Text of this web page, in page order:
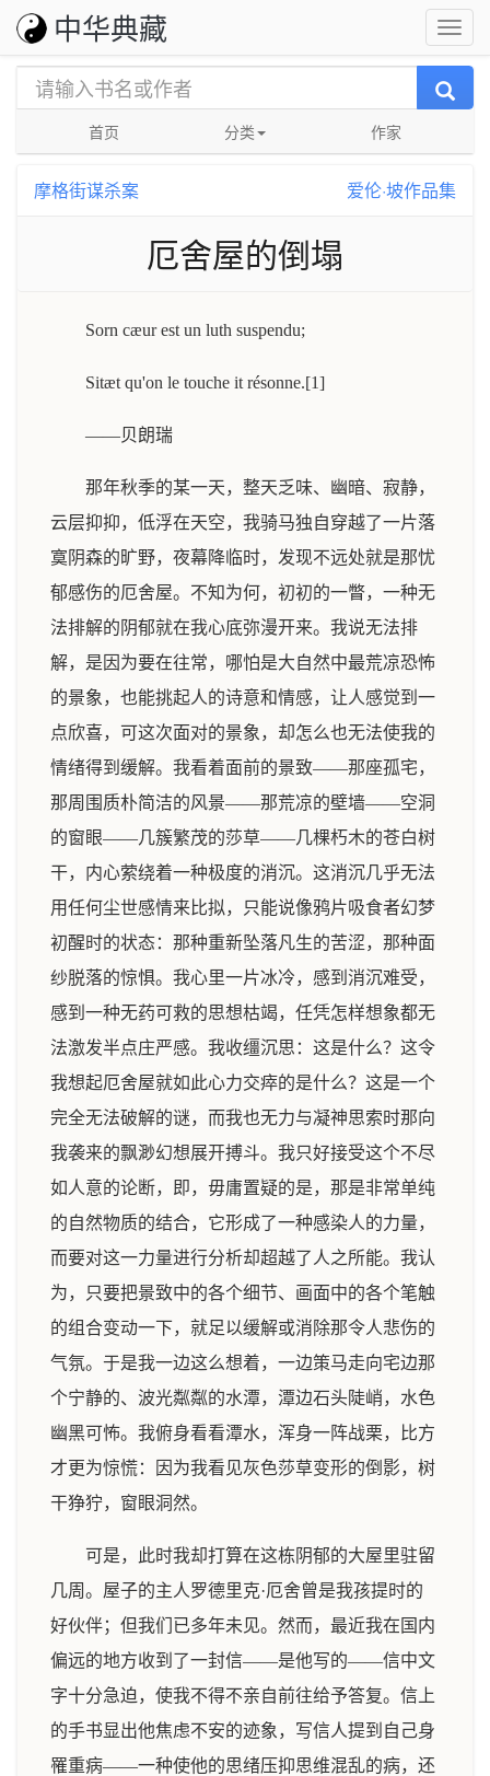
中华典藏
首页 分类 作家
摩格街谋杀案 爱伦·坡作品集
厄舍屋的倒塌
Sorn cæur est un luth suspendu;
Sitæt qu'on le touche it résonne.[1]
——贝朗瑞
那年秋季的某一天，整天乏味、幽暗、寂静，
云层抑抑，低浮在天空，我骑马独自穿越了一片落
寞阴森的旷野，夜幕降临时，发现不远处就是那忧
郁感伤的厄舍屋。不知为何，初初的一瞥，一种无
法排解的阴郁就在我心底弥漫开来。我说无法排
解，是因为要在往常，哪怕是大自然中最荒凉恐怖
的景象，也能挑起人的诗意和情感，让人感觉到一
点欣喜，可这次面对的景象，却怎么也无法使我的
情绪得到缓解。我看着面前的景致——那座孤宅，
那周围质朴简洁的风景——那荒凉的壁墙——空洞
的窗眼——几簇繁茂的莎草——几棵朽木的苍白树
干，内心萦绕着一种极度的消沉。这消沉几乎无法
用任何尘世感情来比拟，只能说像鸦片吸食者幻梦
初醒时的状态：那种重新坠落凡生的苦涩，那种面
纱脱落的惊惧。我心里一片冰冷，感到消沉难受，
感到一种无药可救的思想枯竭，任凭怎样想象都无
法激发半点庄严感。我收缰沉思：这是什么？这令
我想起厄舍屋就如此心力交瘁的是什么？这是一个
完全无法破解的谜，而我也无力与凝神思索时那向
我袭来的飘渺幻想展开搏斗。我只好接受这个不尽
如人意的论断，即，毋庸置疑的是，那是非常单纯
的自然物质的结合，它形成了一种感染人的力量，
而要对这一力量进行分析却超越了人之所能。我认
为，只要把景致中的各个细节、画面中的各个笔触
的组合变动一下，就足以缓解或消除那令人悲伤的
气氛。于是我一边这么想着，一边策马走向宅边那
个宁静的、波光粼粼的水潭，潭边石头陡峭，水色
幽黑可怖。我俯身看看潭水，浑身一阵战栗，比方
才更为惊慌：因为我看见灰色莎草变形的倒影，树
干狰狞，窗眼洞然。
可是，此时我却打算在这栋阴郁的大屋里驻留
几周。屋子的主人罗德里克·厄舍曾是我孩提时的
好伙伴；但我们已多年未见。然而，最近我在国内
偏远的地方收到了一封信——是他写的——信中文
字十分急迫，使我不得不亲自前往给予答复。信上
的手书显出他焦虑不安的迹象，写信人提到自己身
罹重病——一种使他的思绪压抑思维混乱的病，还